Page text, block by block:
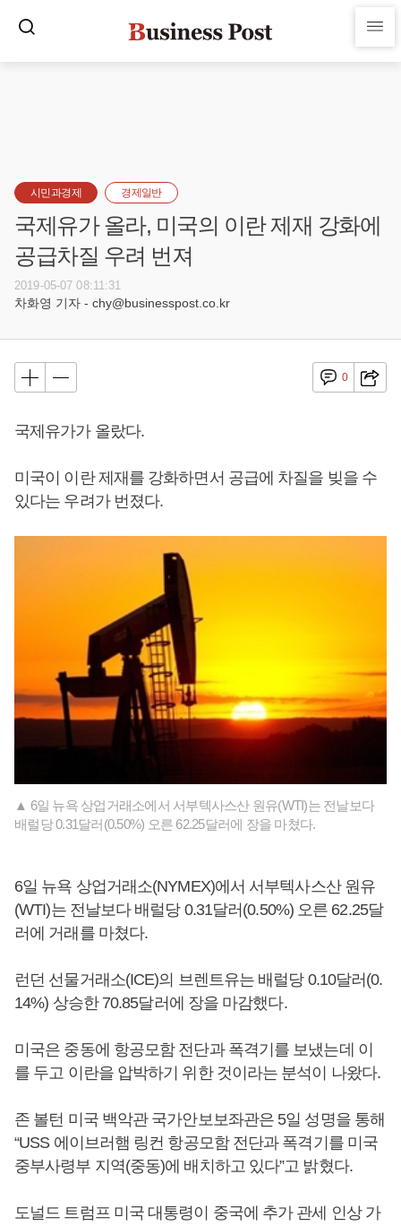
시민과경제 경제일반
국제유가 올라, 미국의 이란 제재 강화에
공급차질 우려 번져
2019-05-07 08:11:31
차화영 기자 - chy@businesspost.co.kr
0
국제유가가 올랐다.
미국이 이란 제재를 강화하면서 공급에 차질을 빚을 수
있다는 우려가 번졌다.
▲ 6일 뉴욕 상업거래소에서 서부텍사스산 원유(WTI)는 전날보다
배럴당 0.31달러(0.50%) 오른 62.25달러에 장을 마쳤다.
6일 뉴욕 상업거래소(NYMEX)에서 서부텍사스산 원유
(WTI)는 전날보다 배럴당 0.31달러(0.50%) 오른 62.25달
러에 거래를 마쳤다.
런던 선물거래소(ICE)의 브렌트유는 배럴당 0.10달러(0.
14%) 상승한 70.85달러에 장을 마감했다.
미국은 중동에 항공모함 전단과 폭격기를 보냈는데 이
를 두고 이란을 압박하기 위한 것이라는 분석이 나왔다.
존 볼턴 미국 백악관 국가안보보좌관은 5일 성명을 통해
“USS 에이브러햄 링컨 항공모함 전단과 폭격기를 미국
중부사령부 지역(중동)에 배치하고 있다”고 밝혔다.
도널드 트럼프 미국 대통령이 중국에 추가 관세 인상 가